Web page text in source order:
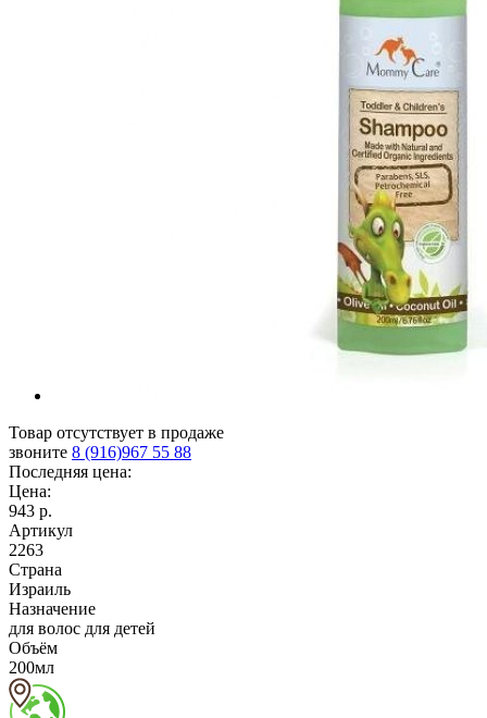
Товар отсутствует в продаже
звоните 8 (916)967 55 88
Последняя цена:
Цена:
943 р.
Артикул
2263
Страна
Израиль
Назначение
для волос для детей
Объём
200мл